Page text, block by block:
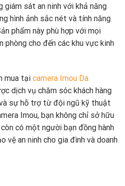
giám sát an ninh với khả năng
hình ảnh sắc nét và tính năng
phẩm này phù hợp với mọi
phòng cho đến các khu vực kinh
mua tại camera Imou Da
dịch vụ chăm sóc khách hàng
sự hỗ trợ từ đội ngũ kỹ thuật
Imou, bạn không chỉ sở hữu
có một người bạn đồng hành
vệ an ninh cho gia đình và doanh